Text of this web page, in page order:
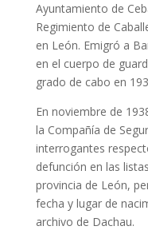
Ayuntamiento de
Regimiento de
en León. Emigró a
en el cuerpo de
grado de cabo en
En noviembre de
la Compañía de
interrogantes
defunción en las
provincia de León,
fecha y lugar de
archivo de Dachau.